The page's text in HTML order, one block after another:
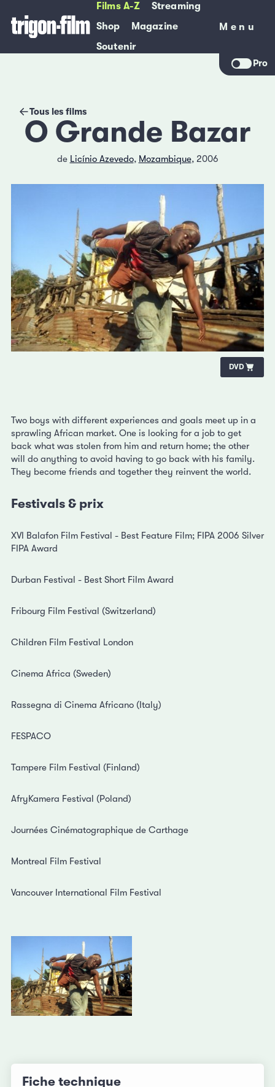
Films A-Z
Streaming
Shop
Magazine
Soutenir
Menu
Menu
Pro
Tous les films
O Grande Bazar
de Licínio Azevedo, Mozambique, 2006
DVD
Two boys with different experiences and goals meet up in a
sprawling African market. One is looking for a job to get
back what was stolen from him and return home; the other
will do anything to avoid having to go back with his family.
They become friends and together they reinvent the world.
Festivals & prix
XVI Balafon Film Festival - Best Feature Film; FIPA 2006 Silver
FIPA Award
Durban Festival - Best Short Film Award
Fribourg Film Festival (Switzerland)
Children Film Festival London
Cinema Africa (Sweden)
Rassegna di Cinema Africano (Italy)
FESPACO
Tampere Film Festival (Finland)
AfryKamera Festival (Poland)
Journées Cinématographique de Carthage
Montreal Film Festival
Vancouver International Film Festival
Fiche technique